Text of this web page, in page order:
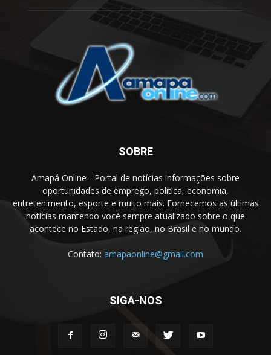
SOBRE
Amapá Online - Portal de notícias informações sobre
oportunidades de emprego, política, economia,
entretenimento, esporte e muito mais. Fornecemos as últimas
notícias mantendo você sempre atualizado sobre o que
acontece no Estado, na região, no Brasil e no mundo.
Contato: amapaonline@gmail.com
SIGA-NOS